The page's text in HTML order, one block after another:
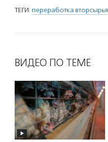
ТЕГИ: переработка вторсырья
ВИДЕО ПО ТЕМЕ